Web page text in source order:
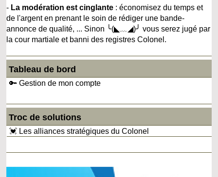
- La modération est cinglante : économisez du temps et
de l'argent en prenant le soin de rédiger une bande-
annonce de qualité, ... Sinon ╰(◣﹏◢)╯ vous serez jugé par
la cour martiale et banni des registres Colonel.
Tableau de bord
🔑 Gestion de mon compte
Troc de solutions
💓 Les alliances stratégiques du Colonel